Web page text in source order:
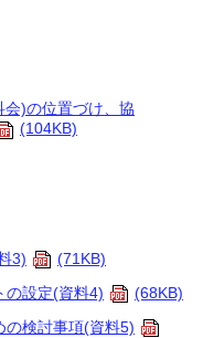
)の位置づけ、協
(104KB)
3)
(71KB)
の設定(資料4)
(68KB)
の検討事項(資料5)